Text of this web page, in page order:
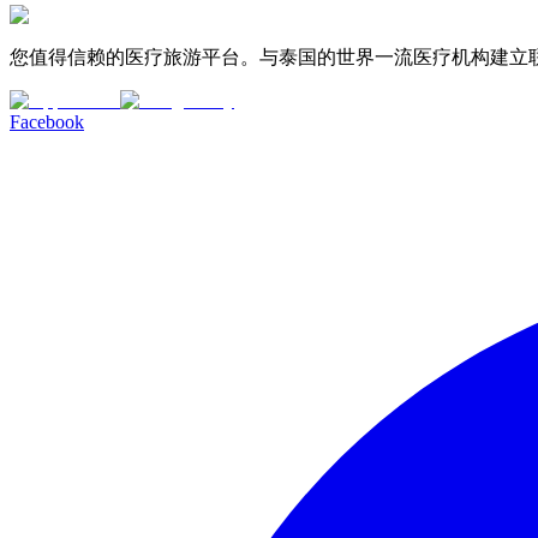
您值得信赖的医疗旅游平台。与泰国的世界一流医疗机构建立
Facebook